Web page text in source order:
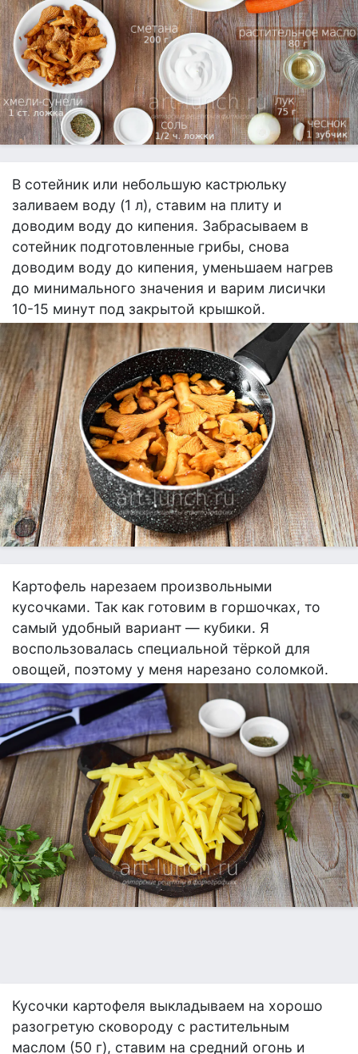
В сотейник или небольшую кастрюльку
заливаем воду (1 л), ставим на плиту и
доводим воду до кипения. Забрасываем в
сотейник подготовленные грибы, снова
доводим воду до кипения, уменьшаем нагрев
до минимального значения и варим лисички
10-15 минут под закрытой крышкой.
Картофель нарезаем произвольными
кусочками. Так как готовим в горшочках, то
самый удобный вариант — кубики. Я
воспользовалась специальной тёркой для
овощей, поэтому у меня нарезано соломкой.
Кусочки картофеля выкладываем на хорошо
разогретую сковороду с растительным
маслом (50 г), ставим на средний огонь и